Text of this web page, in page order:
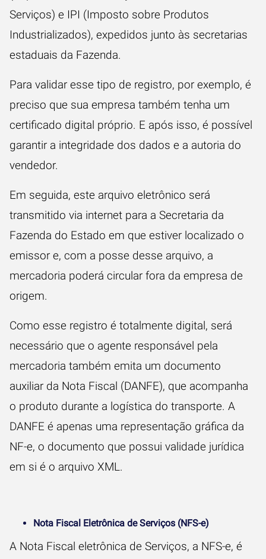
Serviços) e IPI (Imposto sobre Produtos
Industrializados), expedidos junto às secretarias
estaduais da Fazenda.
Para validar esse tipo de registro, por exemplo, é
preciso que sua empresa também tenha um
certificado digital próprio. E após isso, é possível
garantir a integridade dos dados e a autoria do
vendedor.
Em seguida, este arquivo eletrônico será
transmitido via internet para a Secretaria da
Fazenda do Estado em que estiver localizado o
emissor e, com a posse desse arquivo, a
mercadoria poderá circular fora da empresa de
origem.
Como esse registro é totalmente digital, será
necessário que o agente responsável pela
mercadoria também emita um documento
auxiliar da Nota Fiscal (DANFE), que acompanha
o produto durante a logística do transporte. A
DANFE é apenas uma representação gráfica da
NF-e, o documento que possui validade jurídica
em si é o arquivo XML.
Nota Fiscal Eletrônica de Serviços (NFS-e)
A Nota Fiscal eletrônica de Serviços, a NFS-e, é